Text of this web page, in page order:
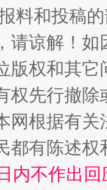
料和投稿
请谅解！
版权和其它
权先行撤
网根据有
都有陈述
内不作出